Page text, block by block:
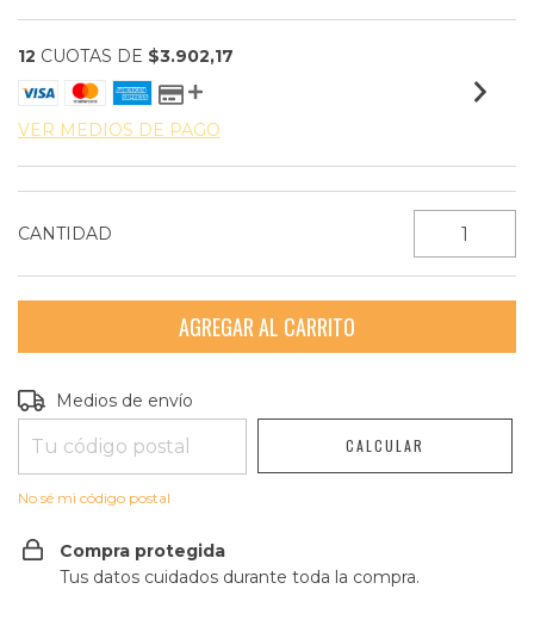
12 CUOTAS DE $3.902,17
VER MEDIOS DE PAGO
CANTIDAD
Entregas para el CP:
Medios de envío
CALCULAR
No sé mi código postal
Compra protegida
Tus datos cuidados durante toda la compra.